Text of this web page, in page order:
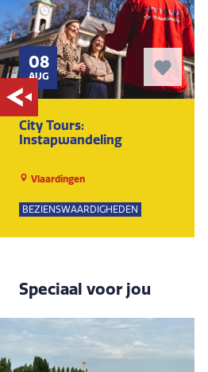
08
AUG
City Tours:
Instapwandeling
Vlaardingen
BEZIENSWAARDIGHEDEN
Speciaal voor jou